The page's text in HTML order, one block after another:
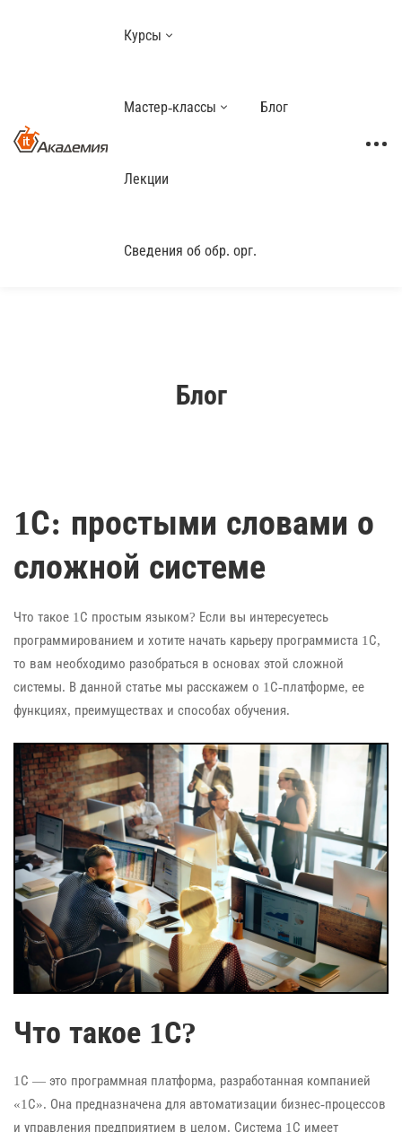
Курсы
Мастер-классы Блог
Лекции
Сведения об обр. орг.
Блог
1С: простыми словами о
сложной системе
Что такое 1С простым языком? Если вы интересуетесь
программированием и хотите начать карьеру программиста 1С,
то вам необходимо разобраться в основах этой сложной
системы. В данной статье мы расскажем о 1С-платформе, ее
функциях, преимуществах и способах обучения.
Что такое 1С?
1С — это программная платформа, разработанная компанией
«1С». Она предназначена для автоматизации бизнес-процессов
и управления предприятием в целом. Система 1С имеет